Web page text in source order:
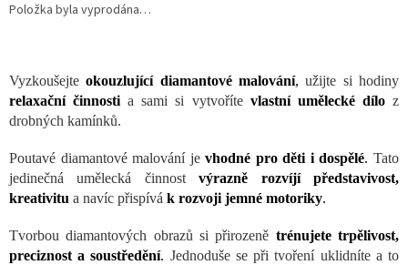
Položka byla vyprodána…
Vyzkoušejteokouzlující diamantové malování, užijte si hodiny
relaxační činnosti a sami si vytvoříte vlastní umělecké díloz
drobných kamínků.
Poutavé diamantové malování jevhodné pro děti i dospělé. Tato
jedinečná umělecká činnostvýrazně rozvíjí představivost,
kreativitu a navíc přispívá k rozvoji jemné motoriky.
Tvorbou diamantových obrazů si přirozeně trénujete trpělivost,
preciznost a soustředění. Jednoduše se při tvoření uklidníte a to